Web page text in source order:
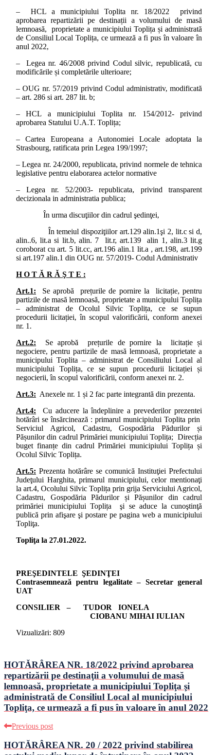
– HCL a municipiului Toplita nr. 18/2022 privind
aprobarea repartizării pe destinații a volumului de masă
lemnoasă, proprietate a municipiului Toplița și administrată
de Consiliul Local Toplița, ce urmează a fi pus în valoare în
anul 2022,
– Legea nr. 46/2008 privind Codul silvic, republicată, cu
modificările și completările ulterioare;
– OUG nr. 57/2019 privind Codul administrativ, modificată
– art. 286 si art. 287 lit. b;
– HCL a municipiului Toplita nr. 154/2012- privind
aprobarea Statului U.A.T. Toplița;
– Cartea Europeana a Autonomiei Locale adoptata la
Strasbourg, ratificata prin Legea 199/1997;
– Legea nr. 24/2000, republicata, privind normele de tehnica
legislative pentru elaborarea actelor normative
– Legea nr. 52/2003- republicata, privind transparent
decizionala in administratia publica;
În urma discuţiilor din cadrul şedinţei,
În temeiul dispoziţiilor art.129 alin.1şi 2, lit.c si d,
alin..6, lit.a si lit.b, alin. 7 lit.r, art.139 alin 1, alin.3 lit.g
coroborat cu art. 5 lit.cc, art.196 alin.1 lit.a , art.198, art.199
si art.197 alin.1 din OUG nr. 57/2019- Codul Administrativ
H O T Ǎ R Ǎ Ş T E :
Art.1: Se aprobă prețurile de pornire la licitație, pentru
partizile de masă lemnoasă, proprietate a municipului Toplița
– administrat de Ocolul Silvic Toplița, ce se supun
procedurii licitației, în scopul valorificării, conform anexei
nr. 1.
Art.2: Se aprobă prețurile de pornire la licitație și
negociere, pentru partizile de masă lemnoasă, proprietate a
municipului Toplita – administrat de Consiliului Local al
municipiului Toplița, ce se supun procedurii licitației și
negocierii, în scopul valorificării, conform anexei nr. 2.
Art.3: Anexele nr. 1 și 2 fac parte integrantă din prezenta.
Art.4: Cu aducere la îndeplinire a prevederilor prezentei
hotărâri se însărcinează : primarul municipiului Toplita prin
Serviciul Agricol, Cadastru, Gospodăria Pădurilor și
Pășunilor din cadrul Primăriei municipiului Toplița; Direcția
buget finanțe din cadrul Primăriei municipiului Toplița și
Ocolul Silvic Toplița.
Art.5: Prezenta hotărâre se comunică Instituţiei Prefectului
Judeţului Harghita, primarul municipiului, celor mentionaţi
la art.4, Ocolului Silvic Toplița prin grija Serviciului Agricol,
Cadastru, Gospodăria Pădurilor și Pășunilor din cadrul
primăriei municipiului Toplița şi se aduce la cunoştinţă
publică prin afişare şi postare pe pagina web a municipiului
Topliţa.
Topliţa la 27.01.2022.
PREŞEDINTELE ŞEDINŢEI
Contrasemnează pentru legalitate – Secretar general
UAT
CONSILIER –TUDOR IONELA
CIOBANU MIHAI IULIAN
Vizualizări: 809
HOTǍRÂREA NR. 18/2022 privind aprobarea
repartizării pe destinaţii a volumului de masă
lemnoasă, proprietate a municipiului Topliţa şi
administrată de Consiliul Local al municipiului
Topliţa, ce urmează a fi pus în valoare în anul 2022
Previous post
HOTĂRÂREA NR. 20 / 2022 privind stabilirea